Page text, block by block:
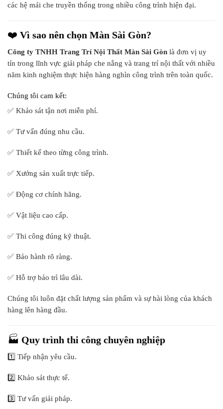
các hệ mái che truyền thống trong nhiều công trình hiện đại.
❤️ Vì sao nên chọn Màn Sài Gòn?
Công ty TNHH Trang Trí Nội Thất Màn Sài Gòn là đơn vị uy
tín trong lĩnh vực giải pháp che nắng và trang trí nội thất với nhiều
năm kinh nghiệm thực hiện hàng nghìn công trình trên toàn quốc.
Chúng tôi cam kết:
✅ Khảo sát tận nơi miễn phí.
✅ Tư vấn đúng nhu cầu.
✅ Thiết kế theo từng công trình.
✅ Xưởng sản xuất trực tiếp.
✅ Động cơ chính hãng.
✅ Vật liệu cao cấp.
✅ Thi công đúng kỹ thuật.
✅ Bảo hành rõ ràng.
✅ Hỗ trợ bảo trì lâu dài.
Chúng tôi luôn đặt chất lượng sản phẩm và sự hài lòng của khách
hàng lên hàng đầu.
🏭 Quy trình thi công chuyên nghiệp
1️⃣ Tiếp nhận yêu cầu.
2️⃣ Khảo sát thực tế.
3️⃣ Tư vấn giải pháp.